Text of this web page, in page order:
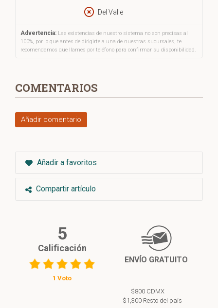
Del Valle
Advertencia: Las existencias de nuestro sistema no son precisas al
100%, por lo que antes de dirigirte a una de nuestras sucursales, te
recomendamos que llames por teléfono para confirmar su disponibilidad.
COMENTARIOS
Añadir comentario
Añadir a favoritos
Compartir artículo
5
Calificación
1 Voto
ENVÍO GRATUITO
$800 CDMX
$1,300 Resto del país